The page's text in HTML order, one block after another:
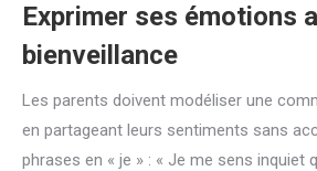
Exprimer ses émotions
bienveillance
Les parents doivent modéliser une
en partageant leurs sentiments sans
phrases en « je » : « Je me sens inquiet